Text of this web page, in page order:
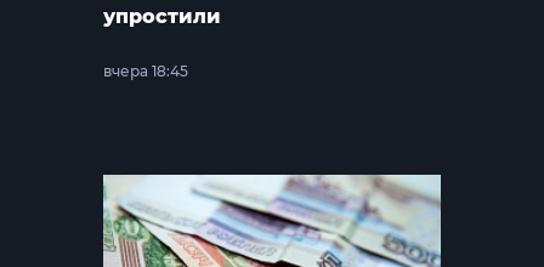
упростили
вчера 18:45